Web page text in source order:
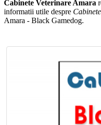
Cabinete Veterinare Amara
informatii utile despre
Amara - Black Gamedog.